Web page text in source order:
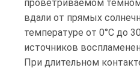
проветриваемом
вдали от прямых
температуре от 0°С до
источников
При длительном